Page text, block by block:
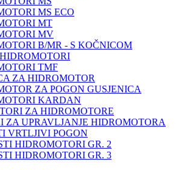
MS ECO
MT
MV
B/MR - S KOČNICOM
TMF
ZA HIDROMOTOR
ZA POGON GUSJENICA
KARDAN
ZA HIDROMOTORE
ZA UPRAVLJANJE HIDROMOTORA
VRTLJIVI POGON
HIDROMOTORI GR. 2
HIDROMOTORI GR. 3